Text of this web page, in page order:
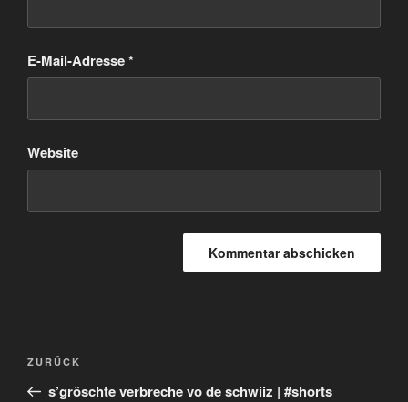
E-Mail-Adresse*
Website
Beitragsnavigation
Vorheriger
Beitrag
ZURÜCK
s’gröschte verbreche vo de schwiiz | #shorts